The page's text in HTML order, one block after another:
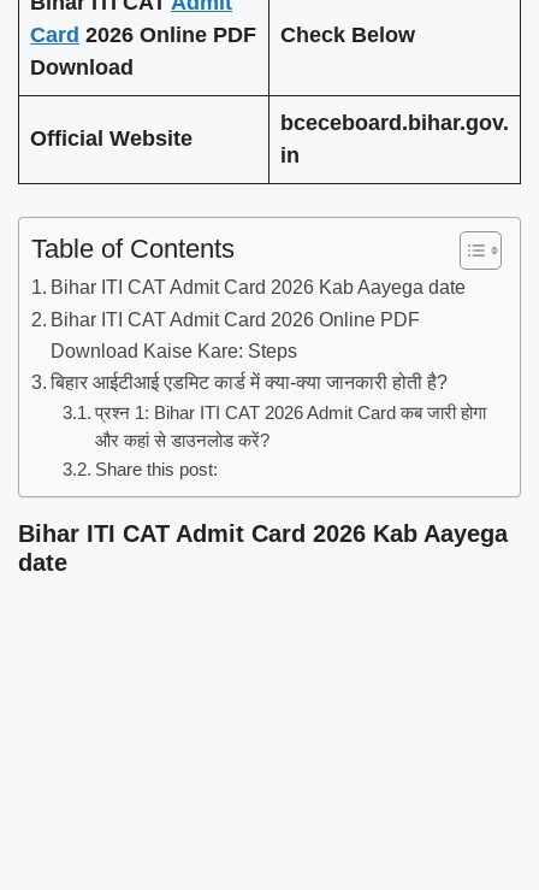
Card 2026 Online PDF
Download
Check Below
Official Website
bceceboard.bihar.gov.
in
Table of Contents
Bihar ITI CAT Admit Card 2026 Kab Aayega date
Bihar ITI CAT Admit Card 2026 Online PDF
Download Kaise Kare: Steps
बिहार आईटीआई एडमिट कार्ड में क्या-क्या जानकारी होती है?
प्रश्न 1: Bihar ITI CAT 2026 Admit Card कब जारी होगा
और कहां से डाउनलोड करें?
Share this post:
Bihar ITI CAT Admit Card 2026 Kab Aayega
date